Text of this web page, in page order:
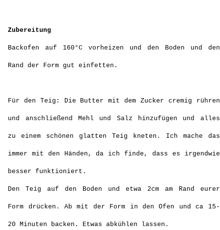
Zubereitung
Backofen auf 160°C vorheizen und den Boden und den
Rand der Form gut einfetten.
Für den Teig: Die Butter mit dem Zucker cremig rühren
und anschließend Mehl und Salz hinzufügen und alles
zu einem schönen glatten Teig kneten. Ich mache das
immer mit den Händen, da ich finde, dass es irgendwie
besser funktioniert.
Den Teig auf den Boden und etwa 2cm am Rand eurer
Form drücken. Ab mit der Form in den Ofen und ca 15-
20 Minuten backen. Etwas abkühlen lassen.